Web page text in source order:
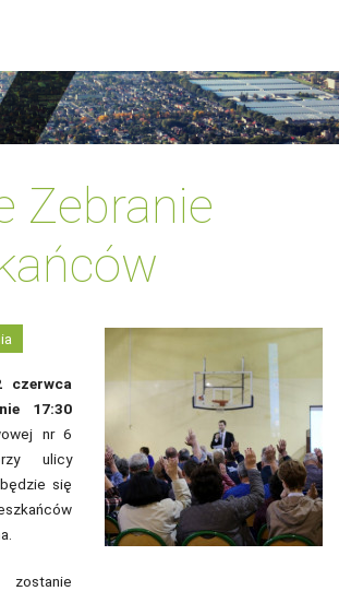
Zebranie
czerwca
17:30
nr 6
ulicy
się
zostanie